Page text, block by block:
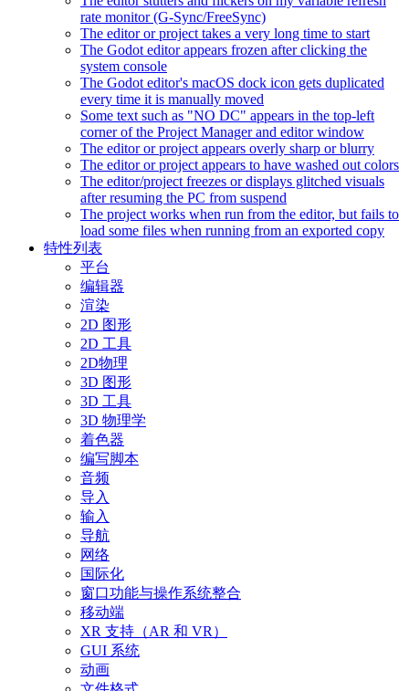
rate monitor (G-Sync/FreeSync)
The editor or project takes a very long time to start
The Godot editor appears frozen after clicking the
system console
The Godot editor's macOS dock icon gets duplicated
every time it is manually moved
Some text such as "NO DC" appears in the top-left
corner of the Project Manager and editor window
The editor or project appears overly sharp or blurry
The editor or project appears to have washed out colors
The editor/project freezes or displays glitched visuals
after resuming the PC from suspend
The project works when run from the editor, but fails to
load some files when running from an exported copy
特性列表
平台
编辑器
渲染
2D 图形
2D 工具
2D物理
3D 图形
3D 工具
3D 物理学
着色器
编写脚本
音频
导入
输入
导航
网络
国际化
窗口功能与操作系统整合
移动端
XR 支持（AR 和 VR）
GUI 系统
动画